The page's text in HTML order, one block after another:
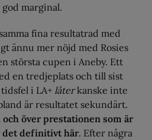
marginal.
fina resultatrad med
ännu mer nöjd med Rosies
största cupen i Aneby. Ett
en tredjeplats och till sist
i LA+ låterkanske inte
är resultatet sekundärt.
över prestationen som är
det definitivt här. Efter några